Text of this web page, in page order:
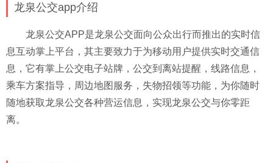
龙泉公交app介绍
龙泉公交APP是龙泉公交面向公众出行而推出的实时信
息互动掌上平台，其主要致力于为移动用户提供实时交通信
息，它有掌上公交电子站牌，公交到离站提醒，线路信息，
乘车方案指导，周边地图服务，失物招领等功能，为你随时
随地获取龙泉公交各种营运信息，实现龙泉公交与你零距
离。